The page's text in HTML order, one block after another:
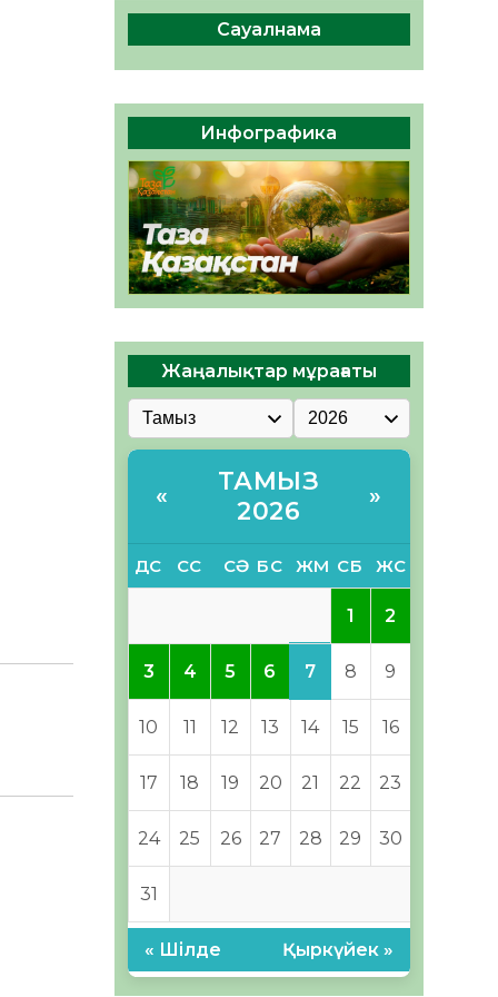
беруге дайын
ӘРБІР ДАУЫС – ҚОҒАМ
ДАМУЫНА ҚОСЫЛҒАН
ҮЛЕС
05.08.2026
40 0
Сауалнама
Инфографика
Жаңалықтар мұрағаты
«
ТАМЫЗ
2026
»
ДС СС СӘ БС ЖМ СБ ЖС
1 2
3 4 5 6 7 8 9
10 11 12 13 14 15 16
17 18 19 20 21 22 23
24 25 26 27 28 29 30
31
« Шілде Қыркүйек »